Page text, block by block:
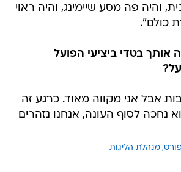
והיה פה מסע שיימינג, והיה ראוי
כולם".
בטדי ביציעי הפועל
אבל אני מקווה מאוד. כרגע זה
נחכה לסוף העונה, אנחנו נזהרים
מנהלת הליגות